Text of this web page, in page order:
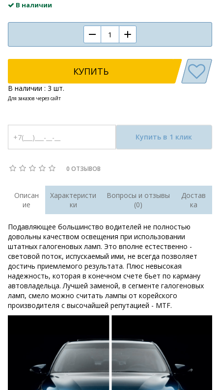
В наличии
КУПИТЬ
В наличии : 3 шт.
Для заказов через сайт
Купить в 1 клик
0 ОТЗЫВОВ
Описан
ие
Характеристи
ки
Вопросы и отзывы
(0)
Достав
ка
Подавляющее большинство водителей не полностью
довольны качеством освещения при использовании
штатных галогеновых ламп. Это вполне естественно -
световой поток, испускаемый ими, не всегда позволяет
достичь приемлемого результата. Плюс невысокая
надежность, которая в конечном счете бьет по карману
автовладельца. Лучшей заменой, в сегменте галогеновых
ламп, смело можно считать лампы от корейского
производителя с высочайшей репутацией - MTF.